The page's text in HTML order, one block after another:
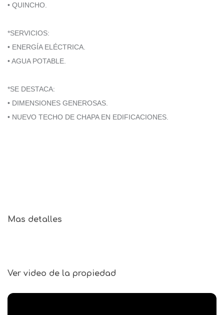
• QUINCHO.
*SERVICIOS:
• ENERGÍA ELÉCTRICA.
• AGUA POTABLE.
*SE DESTACA:
• DIMENSIONES GENEROSAS.
• NUEVO TECHO DE CHAPA EN EDIFICACIONES.
Mas detalles
Ver video de la propiedad